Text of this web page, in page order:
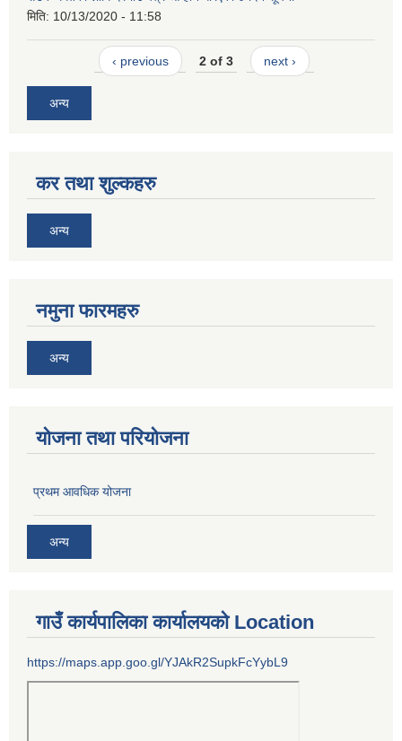
मिति: 10/13/2020 - 11:58
‹ previous 2 of 3 next ›
अन्य
कर तथा शुल्कहरु
अन्य
नमुना फारमहरु
अन्य
योजना तथा परियोजना
प्रथम आवधिक योजना
अन्य
गाउँ कार्यपालिका कार्यालयको Location
https://maps.app.goo.gl/YJAkR2SupkFcYybL9